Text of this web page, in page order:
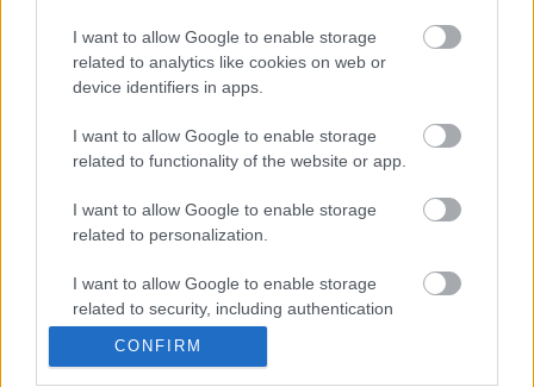
I want to allow Google to enable storage
related to analytics like cookies on web or
device identifiers in apps.
I want to allow Google to enable storage
related to functionality of the website or app.
I want to allow Google to enable storage
related to personalization.
I want to allow Google to enable storage
related to security, including authentication
functionality and fraud prevention, and other
CONFIRM
Tovább a Facebook-ra
Legolvasottabb
Top 10: ezek a legjobb szerelmes filmek
A 10 legütősebb drogos film
Meztelenség és anatómia
A forradalom egy holland fotós szemével
A legizgalmasabb fotók 2015-ből
Készülőben a nagy meztelen album